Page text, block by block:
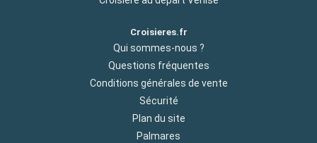
Croisieres.fr
Qui sommes-nous ?
Questions fréquentes
Conditions générales de vente
Sécurité
Plan du site
Palmares